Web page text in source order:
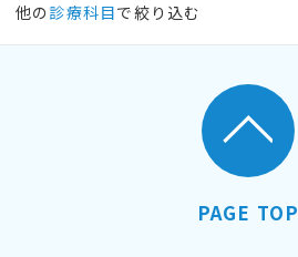
他の 診療科目で絞り込む
PAGE TOP